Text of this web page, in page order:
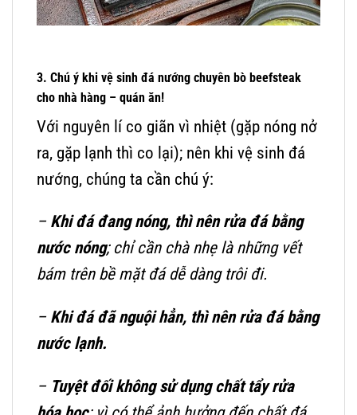
3. Chú ý khi vệ sinh đá nướng chuyên bò beefsteak
cho nhà hàng – quán ăn!
Với nguyên lí co giãn vì nhiệt (gặp nóng nở
ra, gặp lạnh thì co lại); nên khi vệ sinh đá
nướng, chúng ta cần chú ý:
– Khi đá đang nóng, thì nên rửa đá bằng
nước nóng; chỉ cần chà nhẹ là những vết
bám trên bề mặt đá dễ dàng trôi đi.
– Khi đá đã nguội hẳn, thì nên rửa đá bằng
nước lạnh.
– Tuyệt đối không sử dụng chất tẩy rửa